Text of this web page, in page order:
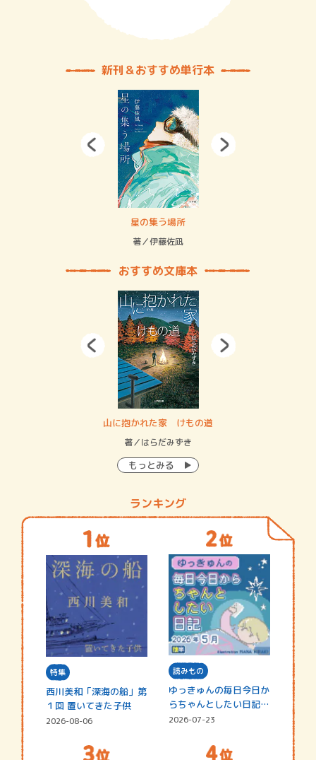
新刊＆おすすめ単行本
星の集う場所
著／伊藤佐凪
おすすめ文庫本
山に抱かれた家 けもの道
著／はらだみずき
もっとみる
ランキング
特集
西川美和「深海の船」第
１回 置いてきた子供
2026-08-06
読みもの
ゆっきゅんの毎日今日か
らちゃんとしたい日記
☆202…
2026-07-23